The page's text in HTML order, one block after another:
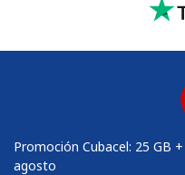
Al abrir una cuenta en
Términos y
Promoción Cubacel: 25 GB
agosto